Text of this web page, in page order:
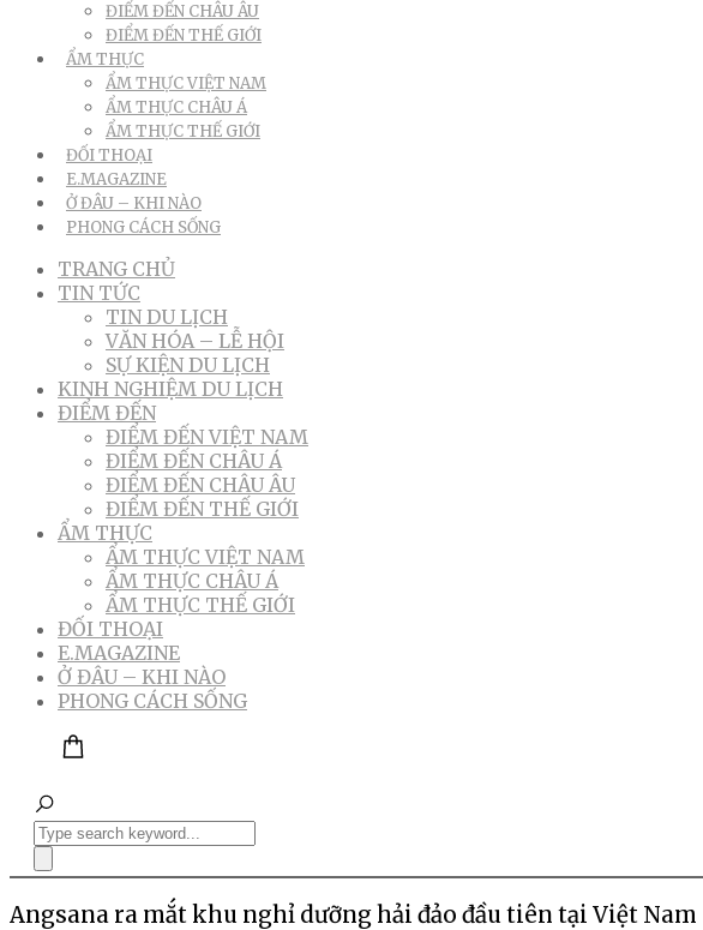
ĐIỂM ĐẾN CHÂU ÂU
ĐIỂM ĐẾN THẾ GIỚI
ẨM THỰC
ẨM THỰC VIỆT NAM
ẨM THỰC CHÂU Á
ẨM THỰC THẾ GIỚI
ĐỐI THOẠI
E.MAGAZINE
Ở ĐÂU – KHI NÀO
PHONG CÁCH SỐNG
TRANG CHỦ
TIN TỨC
TIN DU LỊCH
VĂN HÓA – LỄ HỘI
SỰ KIỆN DU LỊCH
KINH NGHIỆM DU LỊCH
ĐIỂM ĐẾN
ĐIỂM ĐẾN VIỆT NAM
ĐIỂM ĐẾN CHÂU Á
ĐIỂM ĐẾN CHÂU ÂU
ĐIỂM ĐẾN THẾ GIỚI
ẨM THỰC
ẨM THỰC VIỆT NAM
ẨM THỰC CHÂU Á
ẨM THỰC THẾ GIỚI
ĐỐI THOẠI
E.MAGAZINE
Ở ĐÂU – KHI NÀO
PHONG CÁCH SỐNG
Angsana ra mắt khu nghỉ dưỡng hải đảo đầu tiên tại Việt Nam